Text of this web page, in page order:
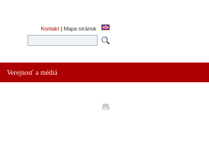
Kontakt | Mapa stránok
Verejnosť a médiá